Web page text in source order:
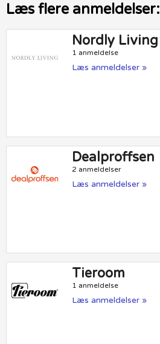
Læs flere anmeldelser:
Nordly Living
1 anmeldelse
Læs anmeldelser »
Dealproffsen
2 anmeldelser
Læs anmeldelser »
Tieroom
1 anmeldelse
Læs anmeldelser »